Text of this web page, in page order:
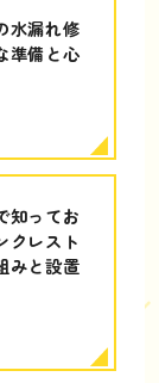
水漏れ修
準備と心
知ってお
クレスト
みと設置